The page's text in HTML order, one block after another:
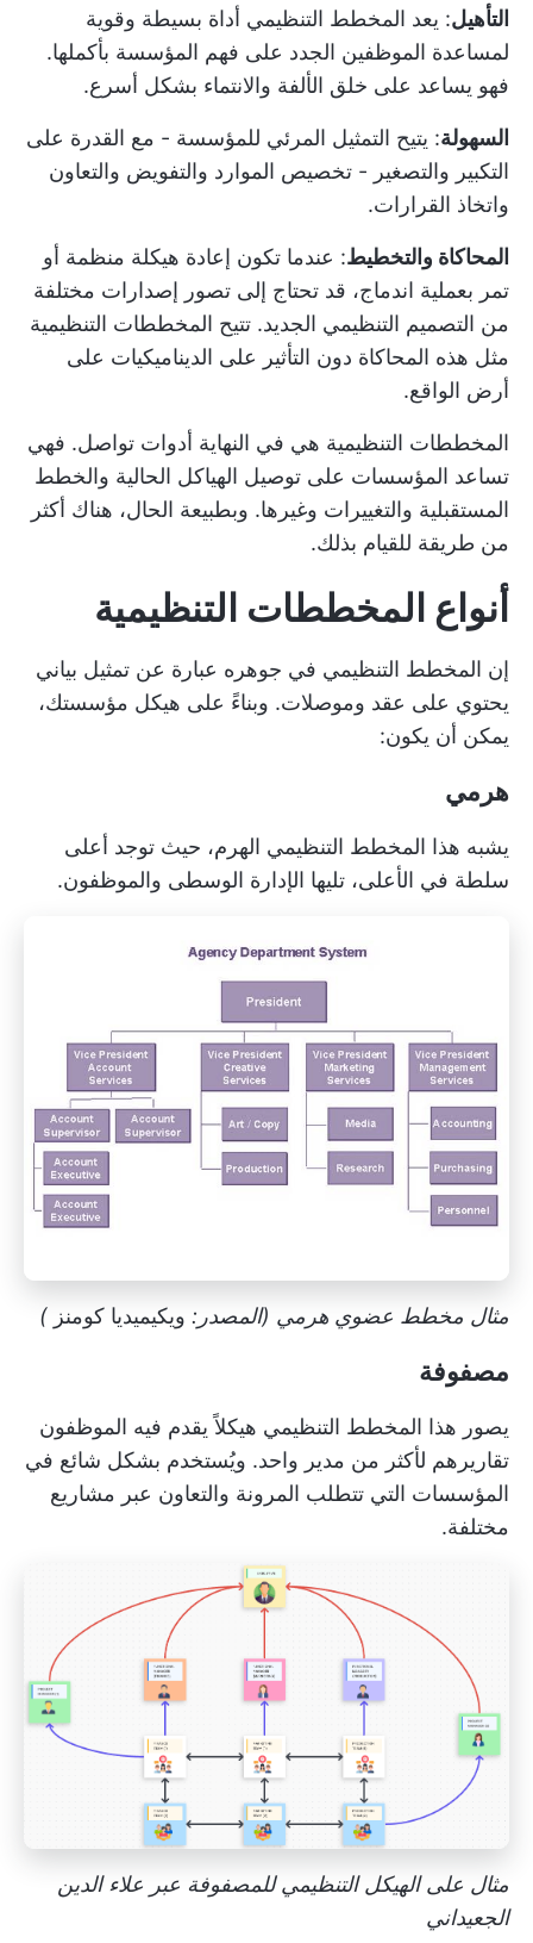
التأهيل: يعد المخطط التنظيمي أداة بسيطة وقوية
لمساعدة الموظفين الجدد على فهم المؤسسة بأكملها.
فهو يساعد على خلق الألفة والانتماء بشكل أسرع.
السهولة: يتيح التمثيل المرئي للمؤسسة - مع القدرة على
التكبير والتصغير - تخصيص الموارد والتفويض والتعاون
واتخاذ القرارات.
المحاكاة والتخطيط: عندما تكون إعادة هيكلة منظمة أو
تمر بعملية اندماج، قد تحتاج إلى تصور إصدارات مختلفة
من التصميم التنظيمي الجديد. تتيح المخططات التنظيمية
مثل هذه المحاكاة دون التأثير على الديناميكيات على
أرض الواقع.
المخططات التنظيمية هي في النهاية أدوات تواصل. فهي
تساعد المؤسسات على توصيل الهياكل الحالية والخطط
المستقبلية والتغييرات وغيرها. وبطبيعة الحال، هناك أكثر
من طريقة للقيام بذلك.
أنواع المخططات التنظيمية
إن المخطط التنظيمي في جوهره عبارة عن تمثيل بياني
يحتوي على عقد وموصلات. وبناءً على هيكل مؤسستك،
يمكن أن يكون:
هرمي
يشبه هذا المخطط التنظيمي الهرم، حيث توجد أعلى
سلطة في الأعلى، تليها الإدارة الوسطى والموظفون.
مثال مخطط عضوي هرمي (المصدر: ويكيميديا كومنز )
مصفوفة
يصور هذا المخطط التنظيمي هيكلاً يقدم فيه الموظفون
تقاريرهم لأكثر من مدير واحد. ويُستخدم بشكل شائع في
المؤسسات التي تتطلب المرونة والتعاون عبر مشاريع
مختلفة.
مثال على الهيكل التنظيمي للمصفوفة عبر علاء الدين
الجعيداني